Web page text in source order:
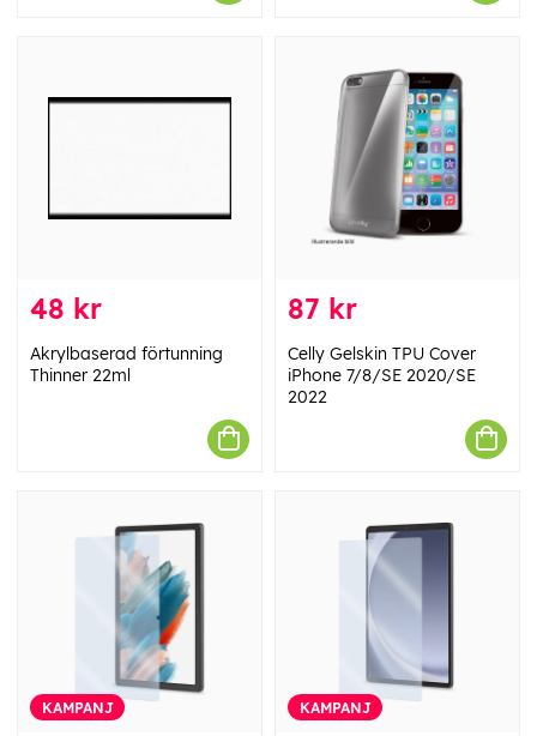
48 kr
Akrylbaserad förtunning
Thinner 22ml
87 kr
Celly Gelskin TPU Cover
iPhone 7/8/SE 2020/SE
2022
KAMPANJ KAMPANJ